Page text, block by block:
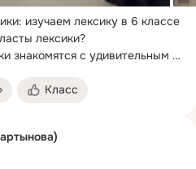
изучаем лексику в 6 классе
лексики?
знакомятся с удивительным
Класс